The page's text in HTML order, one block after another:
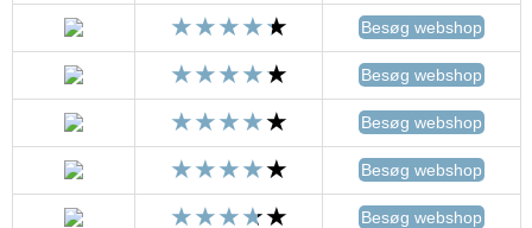
Besøg webshop
Besøg webshop
Besøg webshop
Besøg webshop
Besøg webshop